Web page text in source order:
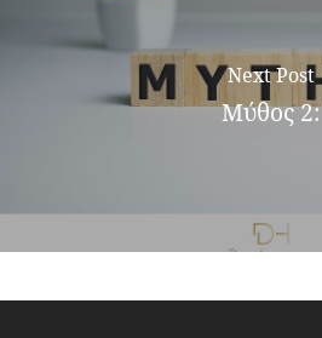
Next Post
Μύθος 2: